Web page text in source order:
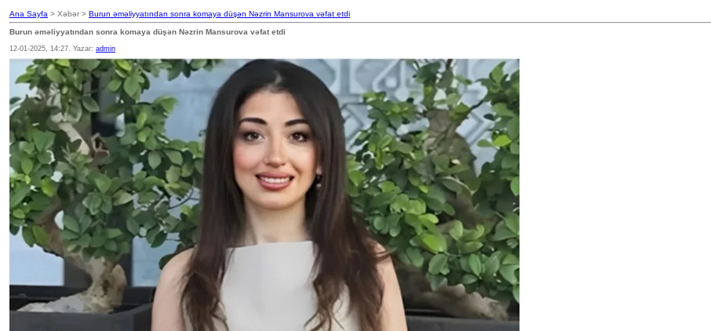
Ana Sayfa > Xəbər > Burun əməliyyatından sonra komaya düşən Nəzrin Mansurova vəfat etdi
Burun əməliyyatından sonra komaya düşən Nəzrin Mansurova vəfat etdi
12-01-2025, 14:27. Yazar: admin